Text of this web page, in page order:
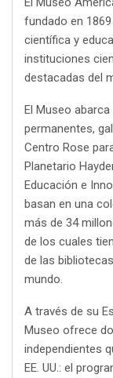
fundado en
científica y
instituciones
destacadas del
El Museo
permanentes,
Centro Rose
Planetario
Educación e
basan en una
más de 34
de los cuales
de las
mundo.
A través de su
Museo ofrece
independientes
EE. UU.: el